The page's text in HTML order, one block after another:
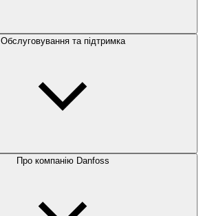
Обслуговування та підтримка
Про компанію Danfoss